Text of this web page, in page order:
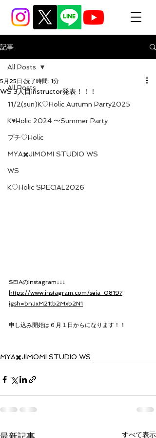
記事
All Posts
11/2(sun)K♡Holic Autumn Party2025
K♥Holic 2024 〜Summer Party
プチ♡Holic
MYA✖️JIMOMI STUDIO WS
WS
K♡Holic SPECIAL2026
All Posts
WS 3人目instructor発表！！！
5月25日 読了時間: 1分
SEIAのInstagram↓↓↓
https://www.instagram.com/seia_0819?
igsh=bnJxM21tb2Mxb2N1
申し込み開始は６月１日からになります！！
MYA✖️JIMOMI STUDIO WS
すべて表示